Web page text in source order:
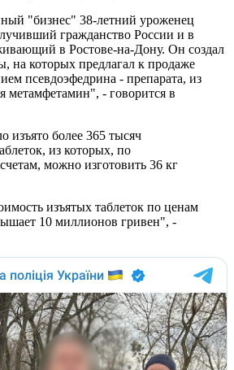
"бизнес" 38-летний уроженец
гражданство России и в
в Ростове-на-Дону. Он создал
на которых предлагал к продаже
псевдоэфедрина - препарата, из
метамфетамин", - говорится в
изъято более 365 тысяч
из которых, по
можно изготовить 36 кг
изъятых таблеток по ценам
10 миллионов гривен", -